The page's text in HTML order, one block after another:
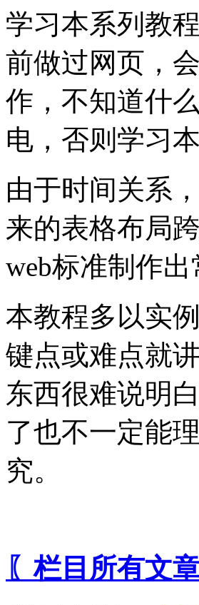
学习本系列教
前做过网页，
作，不知道什
电，否则学习
由于时间关系
来的表格布局
web标准制作
本教程多以实
键点或难点就
东西很难说明
了也不一定能
究。
〖栏目所有文章